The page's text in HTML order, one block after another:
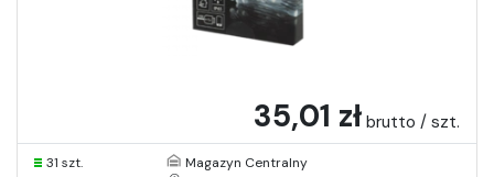
35,01 zł brutto / szt.
31 szt.
Magazyn Centralny